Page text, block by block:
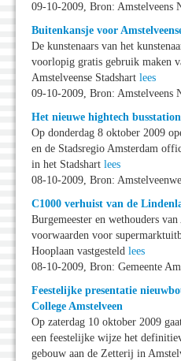
09-10-2009, Bron: Amstelveens
Buitenkansje voor
De kunstenaars van het
voorlopig gratis gebruik maken
Amstelveense Stadshart lees
09-10-2009, Bron: Amstelveens
Het nieuwe hightech
Op donderdag 8 oktober 2009
en de Stadsregio Amsterdam
in het Stadshart lees
08-10-2009, Bron:
C1000 verhuist van de
Burgemeester en wethouders
voorwaarden voor
Hooplaan vastgesteld lees
08-10-2009, Bron: Gemeente
Feestelijke presentatie
College Amstelveen
Op zaterdag 10 oktober 2009
een feestelijke wijze het
gebouw aan de Zetterij in